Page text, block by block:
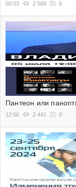
00:03 2 568 0
Пантеон или
12:56 2 441 0